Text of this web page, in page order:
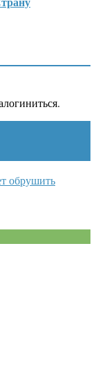
обрушить